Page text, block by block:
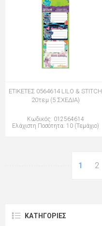
ΕΤΙΚΕΤΕΣ 0564614 LILO & STITCH
20τεμ (5 ΣΧΕΔΙΑ)
Κωδικός: 012564614
Ελάχιστη Ποσότητα: 10 (Τεμάχιο)
1 2
ΚΑΤΗΓΟΡΊΕΣ